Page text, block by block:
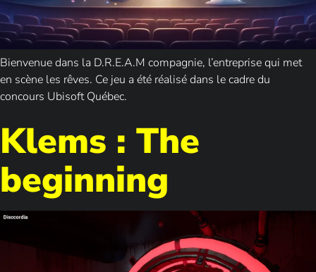
Bienvenue dans la D.R.E.A.M compagnie, l’entreprise qui met
en scène les rêves. Ce jeu a été réalisé dans le cadre du
concours Ubisoft Québec.
Klems : The
beginning